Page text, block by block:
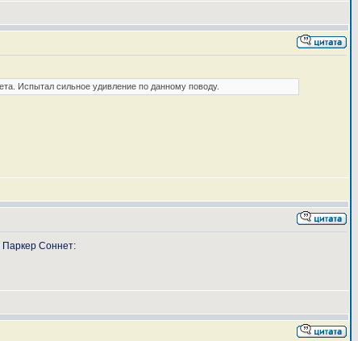
Испытал сильное удивление по данному поводу.
Паркер Соннет: